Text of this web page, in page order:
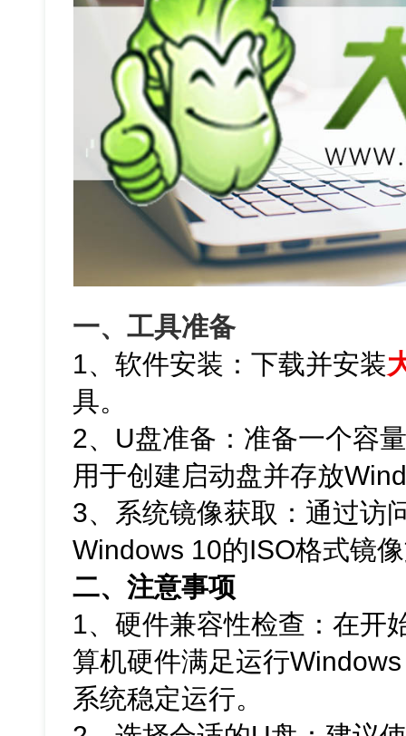
一、工具准备
1、软件安装：下载并安装
具。
2、U盘准备：准备一个容
用于创建启动盘并存放
3、系统镜像获取：通过访
Windows 10的ISO格式镜
二、注意事项
1、硬件兼容性检查：在开
算机硬件满足运行
系统稳定运行。